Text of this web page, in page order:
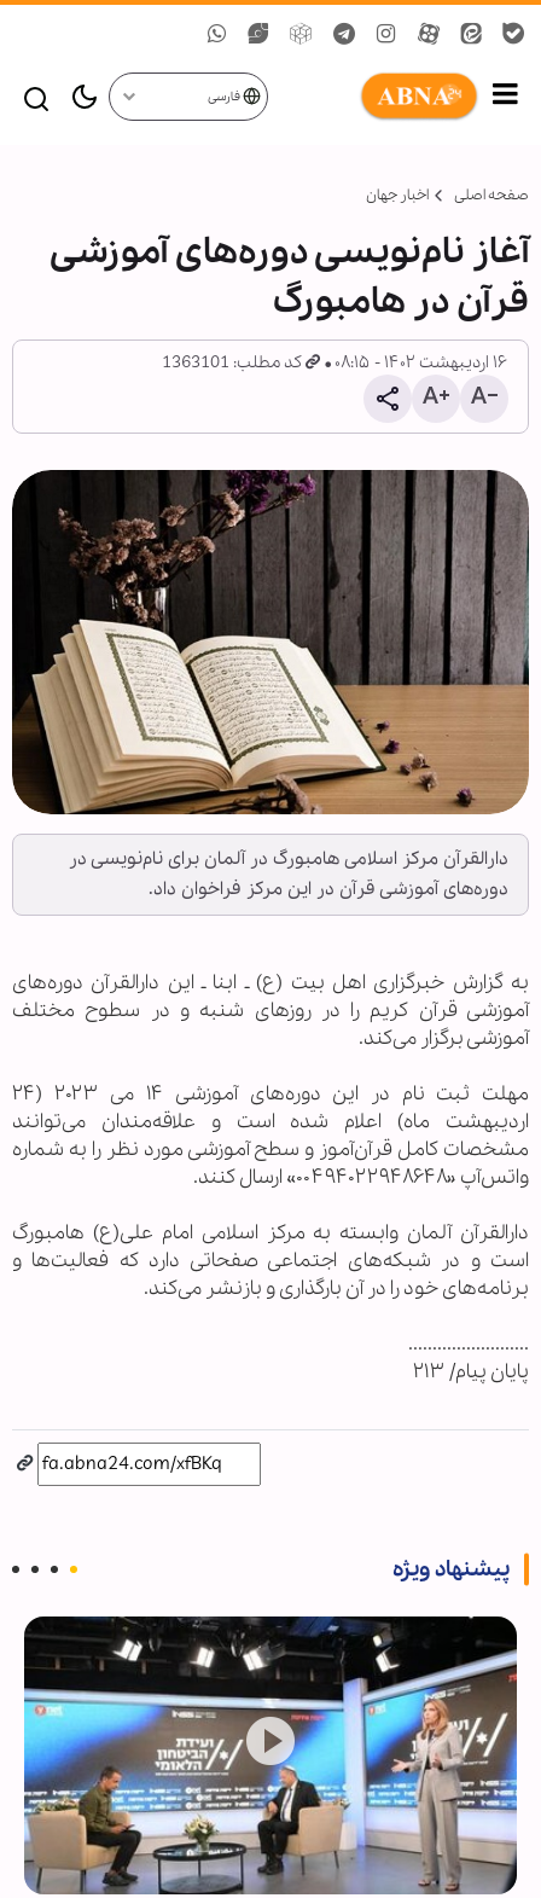
فارسی
صفحه اصلی اخبار جهان
آغاز نام‌نویسی دوره‌های آموزشی
قرآن در هامبورگ
۱۶ اردیبهشت ۱۴۰۲ - ۰۸:۱۵ کد مطلب: 1363101
دارالقرآن مرکز اسلامی هامبورگ در آلمان برای نام‌نویسی در
دوره‌های آموزشی قرآن در این مرکز فراخوان داد.
به گزارش خبرگزاری اهل بيت (ع) ـ ابنا ـ این دارالقرآن دوره‌های
آموزشی قرآن کریم را در روزهای شنبه و در سطوح مختلف
آموزشی برگزار می‌کند.
مهلت ثبت‌ نام در این دوره‌های آموزشی ۱۴ می ۲۰۲۳ (۲۴
اردیبهشت ماه) اعلام شده است و علاقه‌مندان می‌توانند
مشخصات کامل قرآن‌آموز و سطح آموزشی مورد نظر را به شماره
واتس‌آپ «۰۰۴۹۴۰۲۲۹۴۸۶۴۸» ارسال کنند.
دارالقرآن آلمان وابسته به مرکز اسلامی امام علی(ع) هامبورگ
است و در شبکه‌های اجتماعی صفحاتی دارد که فعالیت‌ها و
برنامه‌های خود را در آن بارگذاری و بازنشر می‌کند.
.........................
پايان پيام/ ۲۱۳
پیشنهاد ویژه